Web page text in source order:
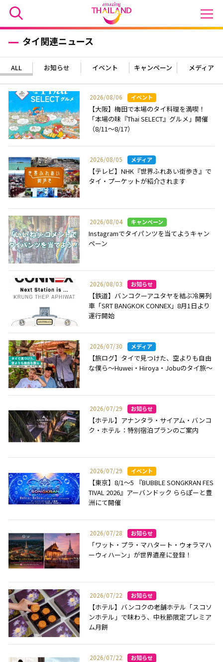
タイ関連ニュース
ALL お知らせ イベント キャンペーン メディア
2026/08/06
【大阪】梅田で本場のタイ料理を満喫！
「本場の味『Thai SELECT』グルメ」開催
（8/11～8/17）
2026/08/05
【テレビ】NHK『世界ふれあい街歩き』で
タイ・プーケットが紹介されます
2026/08/04
Instagramでタイパンツを当てようキャン
ペーン
2026/08/03
【鉄道】バンコクーアユタヤを結ぶ冷房列
車「SRT BANGKOK CONNEX」8月1日より
運行開始
2026/07/30
【旅ログ】タイで見つけた、空よりも自由
な僕ら～Huwei・Hiroya・Jobuのタイ旅～
2026/07/29
【ホテル】アナンタラ・サイアム・バンコ
ク・ホテル：特別宿泊プランのご案内
2026/07/29
【東京】8/1～5 『BUBBLE SONGKRAN FES
TIVAL 2026』アーバンドック ららぽーと豊
洲にて開催
2026/07/28
「ワット・プラ・マハタート・ウォラマハ
ーウィハーン」が世界遺産に登録！
2026/07/22
【ホテル】バンコクの老舗ホテル「スコソ
ンホテル」で味わう、中秋節限定プレミア
ム月餅
2026/07/22